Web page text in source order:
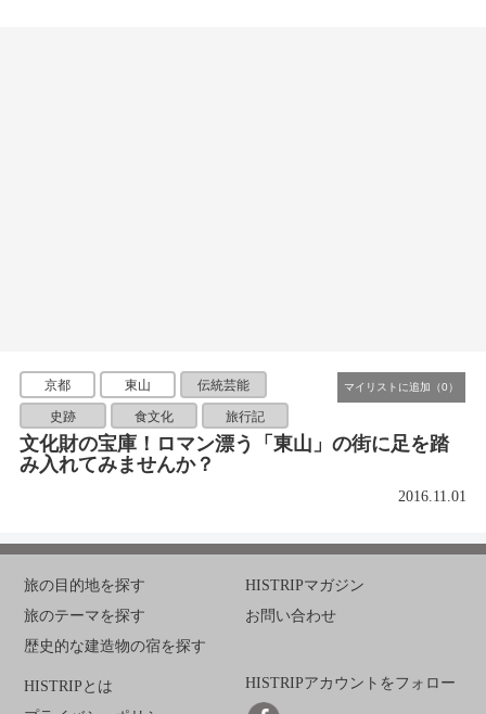
京都 東山 伝統芸能
史跡 食文化 旅行記
文化財の宝庫！ロマン漂う「東山」の街に足を踏
み入れてみませんか？
2016.11.01
旅の目的地を探す
旅のテーマを探す
歴史的な建造物の宿を探す
HISTRIPマガジン
お問い合わせ
HISTRIPとは
HISTRIPアカウントをフォロー